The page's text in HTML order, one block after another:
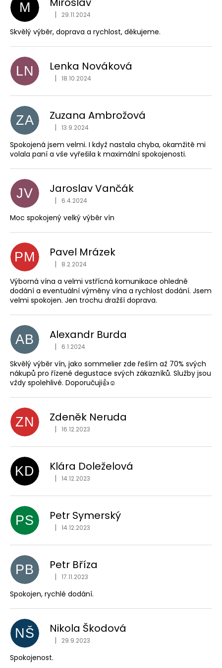
o
d
n
o
c
e
n
í
M
Hodnocení obchodu je 5 z 5 hvězdiček.
| 29.11.2024
Skvělý výběr, doprava a rychlost, děkujeme.
LN Lenka Nováková
Hodnocení obchodu je 5 z 5 hvězdiček.
| 18.10.2024
ZA Zuzana Ambrožová
Hodnocení obchodu je 5 z 5 hvězdiček.
| 13.9.2024
Spokojená jsem velmi. I když nastala chyba, okamžitě mi
volala paní a vše vyřešila k maximální spokojenosti.
JV Jaroslav Vančák
Hodnocení obchodu je 5 z 5 hvězdiček.
| 6.4.2024
Moc spokojený velký výběr vín
PM Pavel Mrázek
Hodnocení obchodu je 5 z 5 hvězdiček.
| 8.2.2024
Výborná vína a velmi vstřícná komunikace ohledně
dodání a eventuální výměny vína a rychlost dodání. Jsem
velmi spokojen. Jen trochu dražší doprava.
AB Alexandr Burda
Hodnocení obchodu je 5 z 5 hvězdiček.
| 6.1.2024
Skvělý výběr vín, jako sommelier zde řeším až 70% svých
nákupů pro řízené degustace svých zákazníků. Služby jsou
vždy spolehlivé. Doporučuji👍☺️
ZN Zdeněk Neruda
Hodnocení obchodu je 5 z 5 hvězdiček.
| 16.12.2023
KD Klára Doleželová
Hodnocení obchodu je 5 z 5 hvězdiček.
| 14.12.2023
PS Petr Symerský
Hodnocení obchodu je 5 z 5 hvězdiček.
| 14.12.2023
PB Petr Bříza
Hodnocení obchodu je 5 z 5 hvězdiček.
| 17.11.2023
Spokojen, rychlé dodání.
NŠ Nikola Škodová
Hodnocení obchodu je 5 z 5 hvězdiček.
| 29.9.2023
Spokojenost.
a
j
í
t
?
HLEDAT
D
o
p
o
r
u
č
u
e
m
e
CABERNET
SAUVIGNON,
CA
DI
RAJO
195
Kč